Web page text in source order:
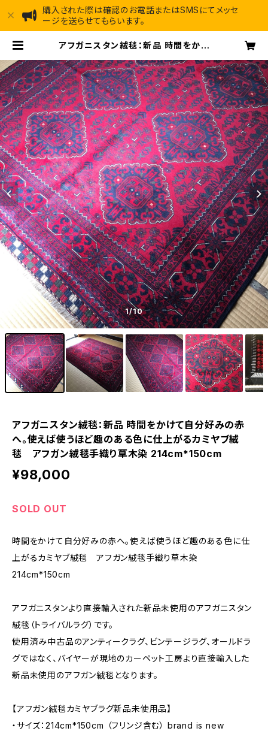
購入された際は確認のお電話またはSMSにてメッセ
ージを送らせてもらいます。
アフガニスタン絨毯：新品 時間をかけ
のある色に仕上がるカミヤブ絨毯 ア
フガン絨毯手織り草木染 214cm*15
0cm | アフガン道 [afghando] -
アフガン絨毯専門店
1/10
アフガニスタン絨毯：新品 時間をかけて自分好みの赤
へ。使えば使うほど趣のある色に仕上がるカミヤブ絨
毯 アフガン絨毯手織り草木染 214cm*150cm
¥98,000
SOLD OUT
時間をかけて自分好みの赤へ。使えば使うほど趣のある色に仕
上がるカミヤブ絨毯 アフガン絨毯手織り草木染
214cm*150cm
アフガニスタンより直接輸入された新品未使用のアフガニスタン
絨毯（トライバルラグ）です。
使用済み中古品のアンティークラグ、ビンテージラグ、オールドラ
グではなく、バイヤーが現地のカーペット工房より直接輸入した
新品未使用のアフガン絨毯となります。
【アフガン絨毯カミヤブラグ新品未使用品】
・サイズ：214cm*150cm （フリンジ含む） brand is new